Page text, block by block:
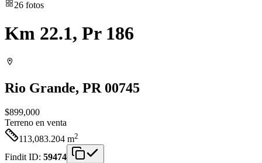
26 fotos
Km 22.1, Pr 186
Rio Grande, PR 00745
$899,000
Terreno en venta
113,083.204 m2
Findit ID: 59474